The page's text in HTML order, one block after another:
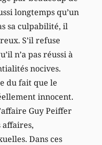
longtemps qu’un
sa culpabilité, il
S’il refuse
n’a pas réussi à
nocives.
du fait que le
innocent.
Guy Peiffer
affaires,
Dans ces